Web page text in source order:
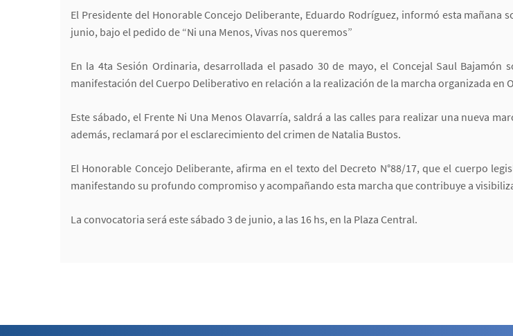
El Presidente del Honorable Concejo Deliberante, Eduardo Rodríguez, informó esta mañana
junio, bajo el pedido de “Ni una Menos, Vivas nos queremos”
En la 4ta Sesión Ordinaria, desarrollada el pasado 30 de mayo, el Concejal Saul
manifestación del Cuerpo Deliberativo en relación a la realización de la marcha organizada en
Este sábado, el Frente Ni Una Menos Olavarría, saldrá a las calles para realizar una nueva
además, reclamará por el esclarecimiento del crimen de Natalia Bustos.
El Honorable Concejo Deliberante, afirma en el texto del Decreto N°88/17, que el cuerpo
manifestando su profundo compromiso y acompañando esta marcha que contribuye a
La convocatoria será este sábado 3 de junio, a las 16 hs, en la Plaza Central.